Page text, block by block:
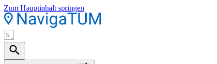
Zum Hauptinhalt springen